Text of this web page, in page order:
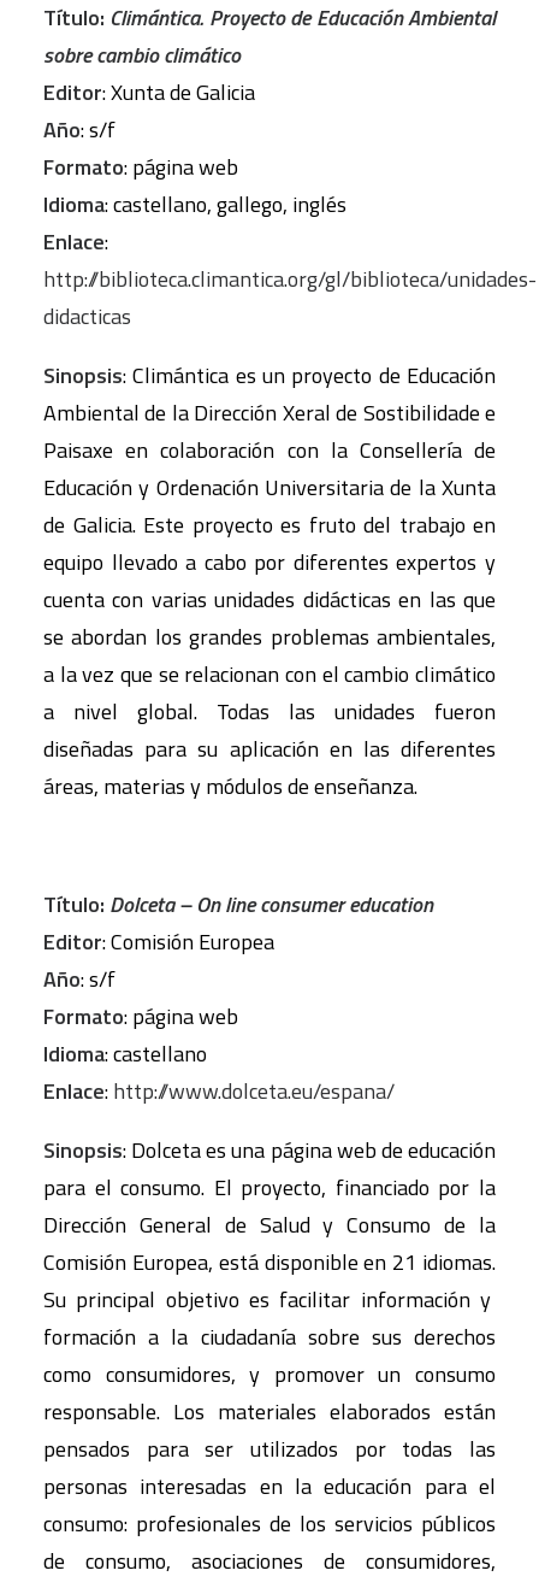
Título: Climántica. Proyecto de Educación Ambiental
sobre cambio climático
Editor: Xunta de Galicia
Año: s/f
Formato: página web
Idioma: castellano, gallego, inglés
Enlace:
http://biblioteca.climantica.org/gl/biblioteca/unidades-
didacticas
Sinopsis: Climántica es un proyecto de Educación
Ambiental de la Dirección Xeral de Sostibilidade e
Paisaxe en colaboración con la Consellería de
Educación y Ordenación Universitaria de la Xunta
de Galicia. Este proyecto es fruto del trabajo en
equipo llevado a cabo por diferentes expertos y
cuenta con varias unidades didácticas en las que
se abordan los grandes problemas ambientales,
a la vez que se relacionan con el cambio climático
a nivel global. Todas las unidades fueron
diseñadas para su aplicación en las diferentes
áreas, materias y módulos de enseñanza.
Título: Dolceta – On line consumer education
Editor: Comisión Europea
Año: s/f
Formato: página web
Idioma: castellano
Enlace:http://www.dolceta.eu/espana/
Sinopsis: Dolceta es una página web de educación
para el consumo. El proyecto, financiado por la
Dirección General de Salud y Consumo de la
Comisión Europea, está disponible en 21 idiomas.
Su principal objetivo es facilitar información y
formación a la ciudadanía sobre sus derechos
como consumidores, y promover un consumo
responsable. Los materiales elaborados están
pensados para ser utilizados por todas las
personas interesadas en la educación para el
consumo: profesionales de los servicios públicos
de consumo, asociaciones de consumidores,